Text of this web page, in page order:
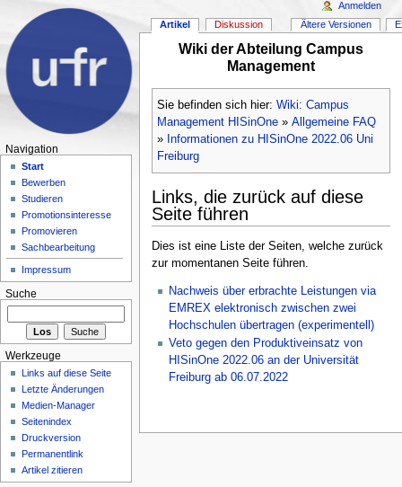
Wiki der Abteilung Campus
Management
Sie befinden sich hier: Wiki: Campus
Management HISinOne» Allgemeine FAQ
» Informationen zu HISinOne 2022.06 Uni
Freiburg
Links, die zurück auf diese
Seite führen
Dies ist eine Liste der Seiten, welche zurück
zur momentanen Seite führen.
Nachweis über erbrachte Leistungen via
EMREX elektronisch zwischen zwei
Hochschulen übertragen (experimentell)
Veto gegen den Produktiveinsatz von
HISinOne 2022.06 an der Universität
Freiburg ab 06.07.2022
Artikel Diskussion Ältere Versionen
Anmelden
Navigation
Start
Bewerben
Studieren
Promotionsinteresse
Promovieren
Sachbearbeitung
Impressum
Suche
Werkzeuge
Links auf diese Seite
Letzte Änderungen
Medien-Manager
Seitenindex
Druckversion
Permanentlink
Artikel zitieren